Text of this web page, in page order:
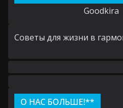
Goodkira
Cоветы для жизни в
О НАС БОЛЬШЕ!**